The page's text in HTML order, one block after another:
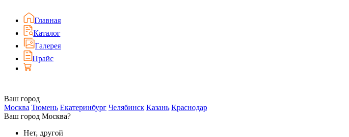
Главная
Каталог
Галерея
Прайс
Ваш город
Москва Тюмень Екатеринбург Челябинск Казань Краснодар
Ваш город Москва?
Нет, другой